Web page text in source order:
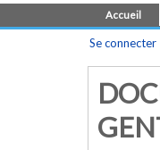
Accueil
Se connecter